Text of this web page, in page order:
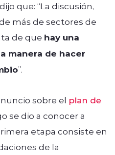
que: “La discusión,
más de sectores de
de que hay una
manera de hacer
”.
sobre el plan de
se dio a conocer a
etapa consiste en
de la